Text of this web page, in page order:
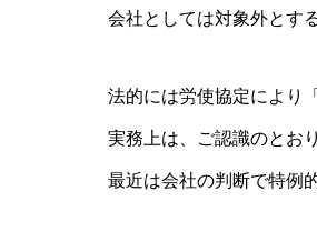
会社としては対象外とす
法的には労使協定により
実務上は、ご認識のとお
最近は会社の判断で特例